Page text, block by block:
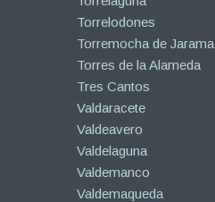
Torrelodones
Torremocha de Jarama
Torres de la Alameda
Tres Cantos
Valdaracete
Valdeavero
Valdelaguna
Valdemanco
Valdemaqueda